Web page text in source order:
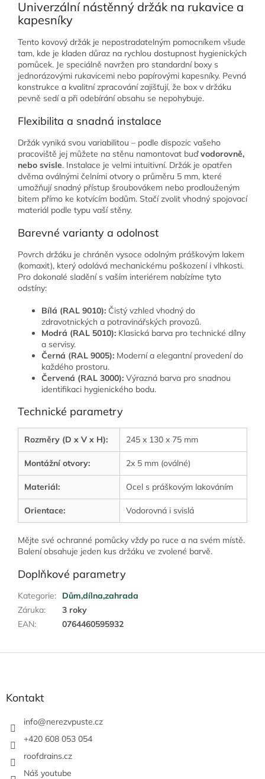
Univerzální nástěnný držák na rukavice a
kapesníky
Tento kovový držák je nepostradatelným pomocníkem všude
tam, kde je kladen důraz na rychlou dostupnost hygienických
pomůcek. Je speciálně navržen pro standardní boxy s
jednorázovými rukavicemi nebo papírovými kapesníky. Pevná
konstrukce a kvalitní zpracování zajišťují, že box v držáku
pevně sedí a při odebírání obsahu se nepohybuje.
Flexibilita a snadná instalace
Držák vyniká svou variabilitou – podle dispozic vašeho
pracoviště jej můžete na stěnu namontovat buďvodorovně,
nebo svisle. Instalace je velmi intuitivní. Držák je opatřen
dvěma oválnými čelními otvory o průměru 5 mm, které
umožňují snadný přístup šroubovákem nebo prodlouženým
bitem přímo ke kotvícím bodům. Stačí zvolit vhodný spojovací
materiál podle typu vaší stěny.
Barevné varianty a odolnost
Povrch držáku je chráněn vysoce odolným práškovým lakem
(komaxit), který odolává mechanickému poškození i vlhkosti.
Pro dokonalé sladění s vaším interiérem nabízíme tyto
odstíny:
Bílá (RAL 9010): Čistý vzhled vhodný do
zdravotnických a potravinářských provozů.
Modrá (RAL 5010): Klasická barva pro technické dílny
a servisy.
Černá (RAL 9005): Moderní a elegantní provedení do
každého prostoru.
Červená (RAL 3000): Výrazná barva pro snadnou
identifikaci hygienického bodu.
Technické parametry
Rozměry (D x V x H): 245 x 130 x 75 mm
Montážní otvory: 2x 5 mm (oválné)
Materiál: Ocel s práškovým lakováním
Orientace: Vodorovná i svislá
Mějte své ochranné pomůcky vždy po ruce a na svém místě.
Balení obsahuje jeden kus držáku ve zvolené barvě.
Doplňkové parametry
Kategorie:
Dům,dílna,zahrada
Záruka:
3 roky
EAN: 0764460595932
Z
Kontakt
info@nerezvpuste.cz
+420 608 053 054
roofdrains.cz
Náš youtube